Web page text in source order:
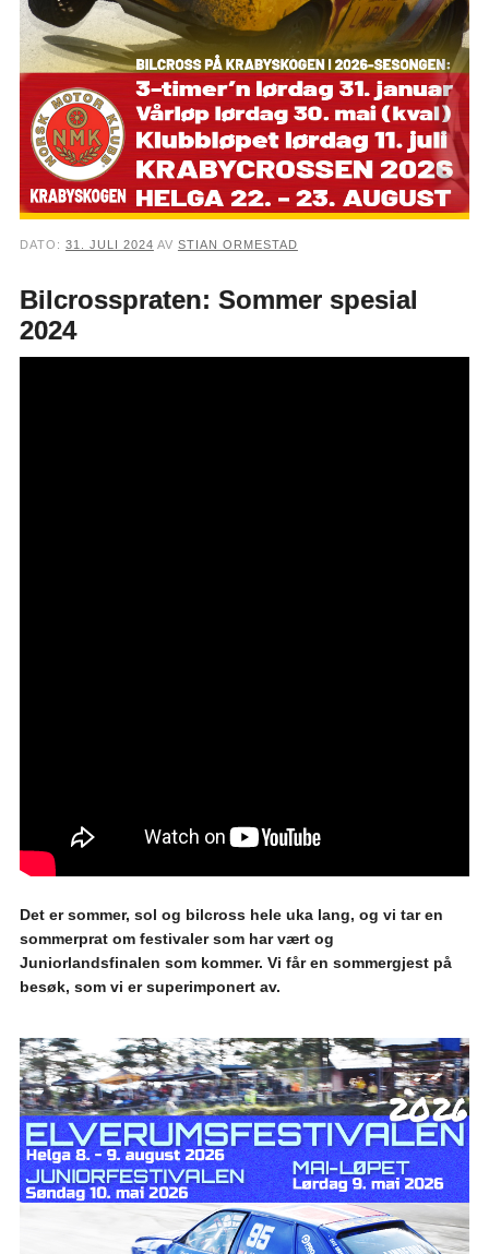
DATO: 31. JULI 2024 AV STIAN ORMESTAD
Bilcrosspraten: Sommer spesial
2024
Det er sommer, sol og bilcross hele uka lang, og vi tar en
sommerprat om festivaler som har vært og
Juniorlandsfinalen som kommer. Vi får en sommergjest på
besøk, som vi er superimponert av.